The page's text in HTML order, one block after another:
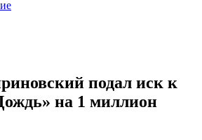
подал иск к
на 1 миллион